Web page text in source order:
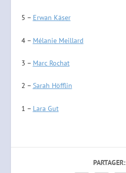
5 – Erwan Käser
4 – Mélanie Meillard
3 – Marc Rochat
2 – Sarah Höfflin
1 – Lara Gut
PARTAGER: